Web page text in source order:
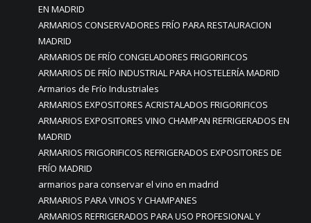
EN MADRID
ARMARIOS CONSERVADORES FRÍO PARA RESTAURACION
MADRID
ARMARIOS DE FRÍO CONGELADORES FRIGORIFICOS
ARMARIOS DE FRÍO INDUSTRIAL PARA HOSTELERÍA MADRID
Armarios de Frío Industriales
ARMARIOS EXPOSITORES ACRISTALADOS FRIGORIFICOS
ARMARIOS EXPOSITORES VINO CHAMPAN REFRIGERADOS EN
MADRID
ARMARIOS FRIGORIFICOS REFRIGERADOS EXPOSITORES DE
FRÍO MADRID
armarios para conservar el vino en madrid
ARMARIOS PARA VINOS Y CHAMPANES
ARMARIOS REFRIGERADOS PARA USO PROFESIONAL Y